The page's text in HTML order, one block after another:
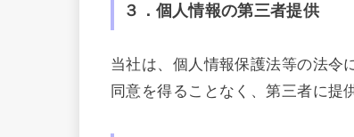
３．個人情報の第三者提供
当社は、個人情報保護法等の法令
同意を得ることなく、第三者に提